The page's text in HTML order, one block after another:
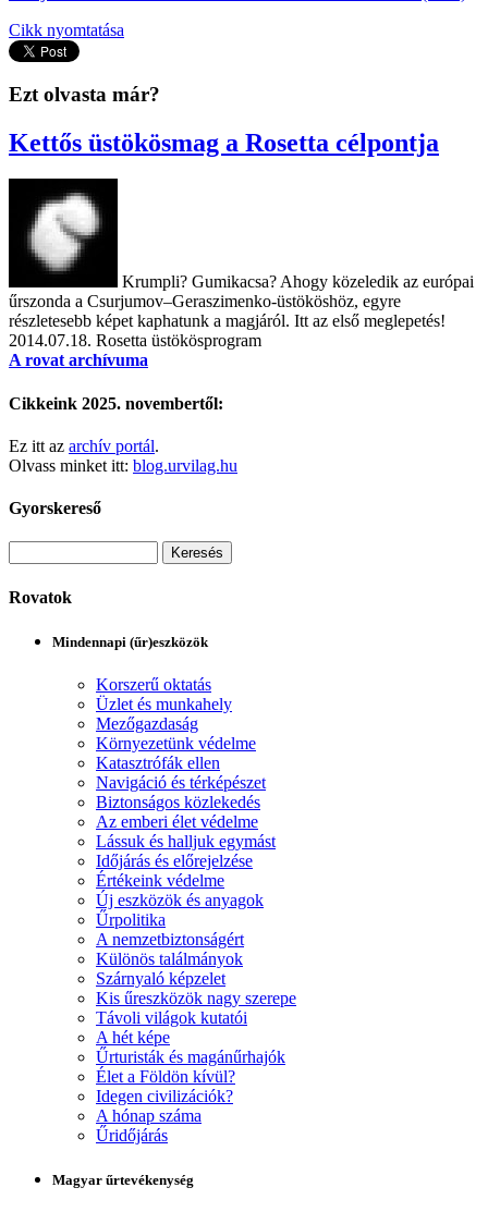
Cikk nyomtatása
Ezt olvasta már?
Kettős üstökösmag a Rosetta célpontja
Krumpli? Gumikacsa? Ahogy közeledik az európai
űrszonda a Csurjumov–Geraszimenko-üstököshöz, egyre
részletesebb képet kaphatunk a magjáról. Itt az első meglepetés!
2014.07.18. Rosetta üstökösprogram
A rovat archívuma
Cikkeink 2025. novembertől:
Ez itt az archív portál.
Olvass minket itt: blog.urvilag.hu
Gyorskereső
Rovatok
Mindennapi (űr)eszközök
Korszerű oktatás
Üzlet és munkahely
Mezőgazdaság
Környezetünk védelme
Katasztrófák ellen
Navigáció és térképészet
Biztonságos közlekedés
Az emberi élet védelme
Lássuk és halljuk egymást
Időjárás és előrejelzése
Értékeink védelme
Új eszközök és anyagok
Űrpolitika
A nemzetbiztonságért
Különös találmányok
Szárnyaló képzelet
Kis űreszközök nagy szerepe
Távoli világok kutatói
A hét képe
Űrturisták és magánűrhajók
Élet a Földön kívül?
Idegen civilizációk?
A hónap száma
Űridőjárás
Magyar űrtevékenység